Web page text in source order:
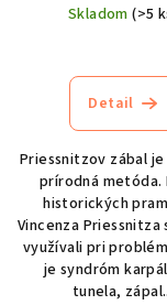
Skladom(>5
je
5,0
z
5
Detail
Priessnitzov zábal
prírodná metóda.
historických
Vincenza Priessnitza
využívali pri
je syndróm
tunela,